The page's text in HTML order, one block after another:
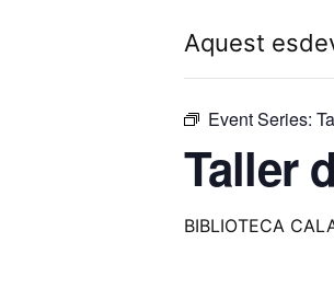
Aquest
Event Series:
Taller
BIBLIOTECA